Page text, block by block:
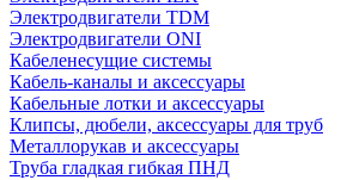
Электродвигатели TDM
Электродвигатели ONI
Кабеленесущие системы
Кабель-каналы и аксессуары
Кабельные лотки и аксессуары
Клипсы, дюбели, аксессуары для труб
Металлорукав и аксессуары
Труба гладкая гибкая ПНД